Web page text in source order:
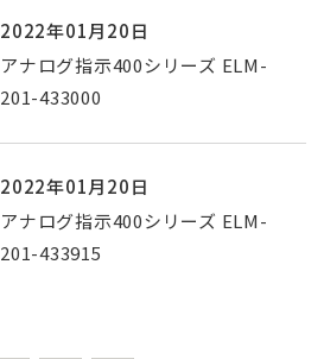
2022年01月20日
アナログ指示400シリーズ ELM-
201-433000
2022年01月20日
アナログ指示400シリーズ ELM-
201-433915